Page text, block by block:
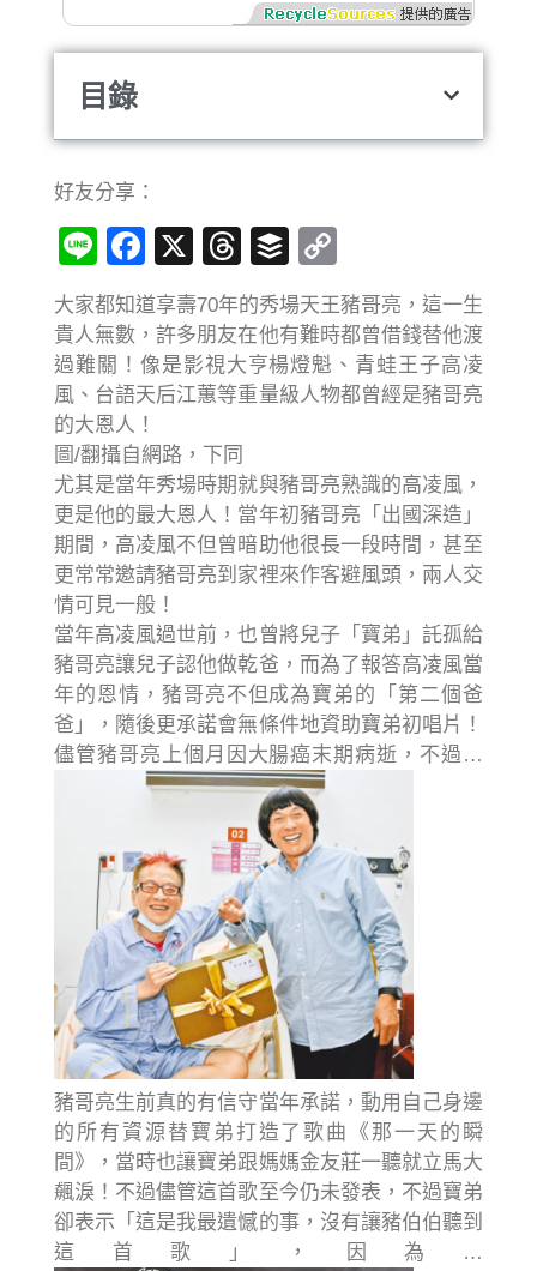
目錄
好友分享：
LineFacebook
X Threads
BufferCopy
Link
大家都知道享壽70年的秀場天王豬哥亮，這一生
貴人無數，許多朋友在他有難時都曾借錢替他渡
過難關！像是影視大亨楊燈魁、青蛙王子高凌
風、台語天后江蕙等重量級人物都曾經是豬哥亮
的大恩人！
圖/翻攝自網路，下同
尤其是當年秀場時期就與豬哥亮熟識的高凌風，
更是他的最大恩人！當年初豬哥亮「出國深造」
期間，高凌風不但曾暗助他很長一段時間，甚至
更常常邀請豬哥亮到家裡來作客避風頭，兩人交
情可見一般！
當年高凌風過世前，也曾將兒子「寶弟」託孤給
豬哥亮讓兒子認他做乾爸，而為了報答高凌風當
年的恩情，豬哥亮不但成為寶弟的「第二個爸
爸」，隨後更承諾會無條件地資助寶弟初唱片！
儘管豬哥亮上個月因大腸癌末期病逝，不過…
豬哥亮生前真的有信守當年承諾，動用自己身邊
的所有資源替寶弟打造了歌曲《那一天的瞬
間》，當時也讓寶弟跟媽媽金友莊一聽就立馬大
飆淚！不過儘管這首歌至今仍未發表，不過寶弟
卻表示「這是我最遺憾的事，沒有讓豬伯伯聽到
這首歌」，因為…